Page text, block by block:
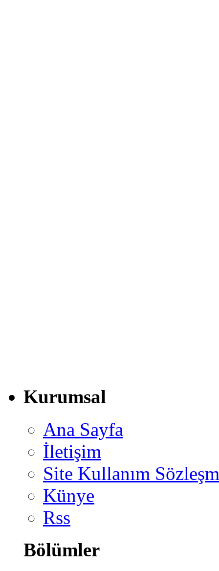
Kurumsal
Ana Sayfa
İletişim
Site Kullanım
Künye
Rss
Bölümler